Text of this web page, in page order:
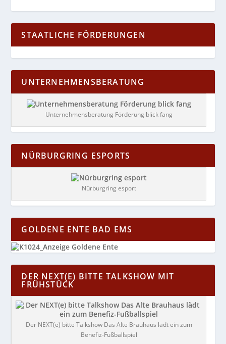
STAATLICHE FÖRDERUNGEN
UNTERNEHMENSBERATUNG
Unternehmensberatung Förderung blick fang
NÜRBURGRING ESPORTS
Nürburgring esport
GOLDENE ENTE BAD EMS
DER NEXT(E) BITTE TALKSHOW MIT
FRÜHSTÜCK
Der NEXT(e) bitte Talkshow Das Alte Brauhaus lädt ein zum
Benefiz-Fußballspiel